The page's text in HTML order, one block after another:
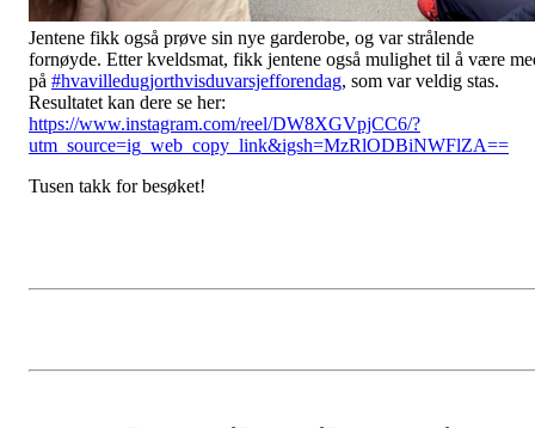
Jentene fikk også prøve sin nye garderobe, og var strålende
fornøyde. Etter kveldsmat, fikk jentene også mulighet til å være
på #hvavilledugjorthvisduvarsjefforendag, som var veldig stas.
Resultatet kan dere se her:
https://www.instagram.com/reel/DW8XGVpjCC6/?
utm_source=ig_web_copy_link&igsh=MzRlODBiNWFlZA==
Tusen takk for besøket!